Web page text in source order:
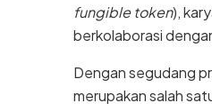
fungible token),
berkolaborasi
Dengan segudang
merupakan salah